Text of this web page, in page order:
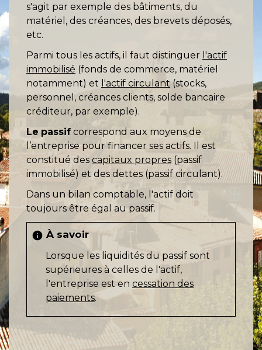
s'agit par exemple des bâtiments, du
matériel, des créances, des brevets déposés,
etc.
Parmi tous les actifs, il faut distinguer l'actif
immobilisé (fonds de commerce, matériel
notamment) et l'actif circulant(stocks,
personnel, créances clients, solde bancaire
créditeur, par exemple).
Le passif correspond aux moyens de
l’entreprise pour financer ses actifs. Il est
constitué des capitaux propres (passif
immobilisé) et des dettes (passif circulant).
Dans un bilan comptable, l'actif doit
toujours être égal au passif.
info À savoir
Lorsque les liquidités du passif sont
supérieures à celles de l'actif,
l'entreprise est en cessation des
paiements.